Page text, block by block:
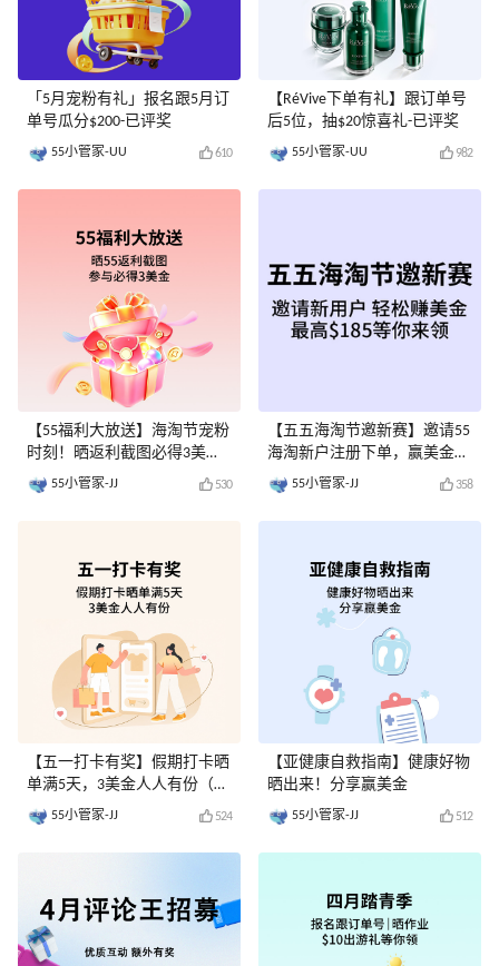
「5月宠粉有礼」报名跟5月订
单号瓜分$200-已评奖
55小管家-UU 610
【55福利大放送】海淘节宠粉
时刻！晒返利截图必得3美金-
已评奖55小管家-JJ 530
【五一打卡有奖】假期打卡晒
单满5天，3美金人人有份（已
评奖）55小管家-JJ 524
【RéVive下单有礼】跟订单号
后5位，抽$20惊喜礼-已评奖
55小管家-UU 982
【五五海淘节邀新赛】邀请55
海淘新户注册下单，赢美金奖
励-已评奖
55小管家-JJ 358
【亚健康自救指南】健康好物
晒出来！分享赢美金
55小管家-JJ 512